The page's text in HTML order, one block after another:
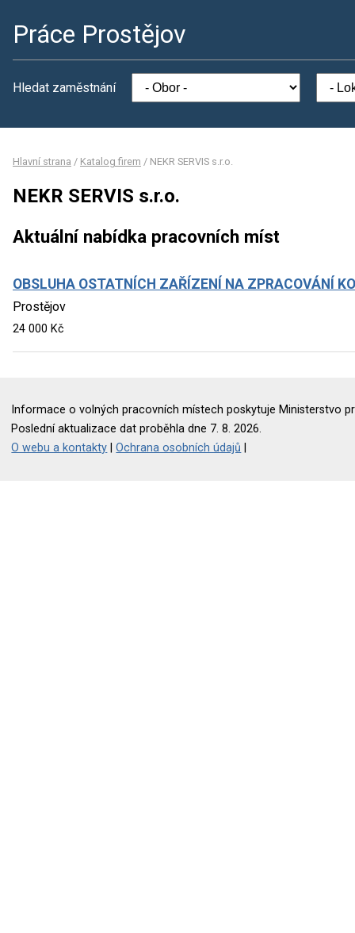
Práce Prostějov
Hledat zaměstnání
Hlavní strana / Katalog firem / NEKR SERVIS s.r.o.
NEKR SERVIS s.r.o.
Aktuální nabídka pracovních míst
OBSLUHA OSTATNÍCH ZAŘÍZENÍ NA ZPRACOVÁNÍ
Prostějov
24 000 Kč
Informace o volných pracovních místech poskytuje Ministerstvo
Poslední aktualizace dat proběhla dne 7. 8. 2026.
O webu a kontakty |Ochrana osobních údajů